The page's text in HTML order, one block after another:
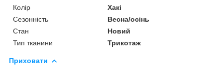
Колір
Хакі
Сезонність
Весна/осінь
Стан
Новий
Тип тканини
Трикотаж
Приховати